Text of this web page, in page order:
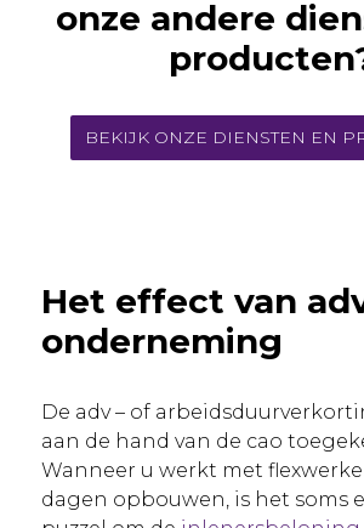
onze andere
BEKIJK ONZE DIENSTEN EN
Het effect van
onderneming
De adv – of
aan de hand van de cao
Wanneer u werkt met
dagen opbouwen, is het soms